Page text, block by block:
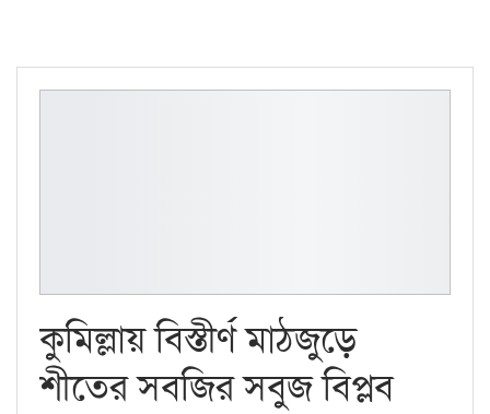
কুমিল্লায় বিস্তীর্ণ মাঠজুড়ে
শীতের সবজির সবুজ বিপ্লব